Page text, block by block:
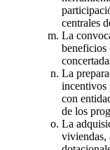
centrales
La
beneficios
La
incentivos
con
de los
La
viviendas,